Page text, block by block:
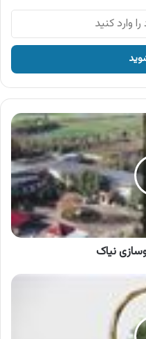
نیاک